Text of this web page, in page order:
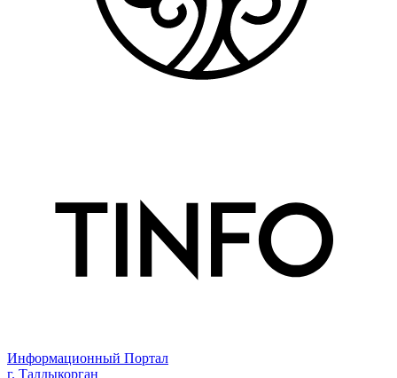
Информационный Портал
г. Талдыкорган